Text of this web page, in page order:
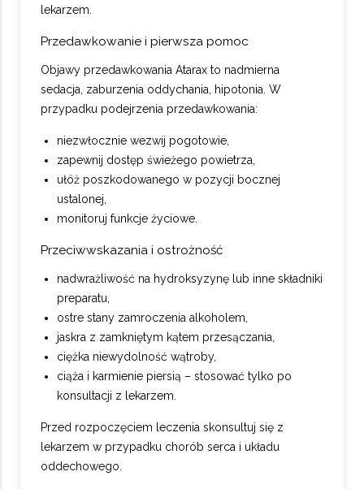
lekarzem.
Przedawkowanie i pierwsza pomoc
Objawy przedawkowania Atarax to nadmierna
sedacja, zaburzenia oddychania, hipotonia. W
przypadku podejrzenia przedawkowania:
niezwłocznie wezwij pogotowie,
zapewnij dostęp świeżego powietrza,
ułóż poszkodowanego w pozycji bocznej
ustalonej,
monitoruj funkcje życiowe.
Przeciwwskazania i ostrożność
nadwrażliwość na hydroksyzynę lub inne składniki
preparatu,
ostre stany zamroczenia alkoholem,
jaskra z zamkniętym kątem przesączania,
ciężka niewydolność wątroby,
ciąża i karmienie piersią – stosować tylko po
konsultacji z lekarzem.
Przed rozpoczęciem leczenia skonsultuj się z
lekarzem w przypadku chorób serca i układu
oddechowego.